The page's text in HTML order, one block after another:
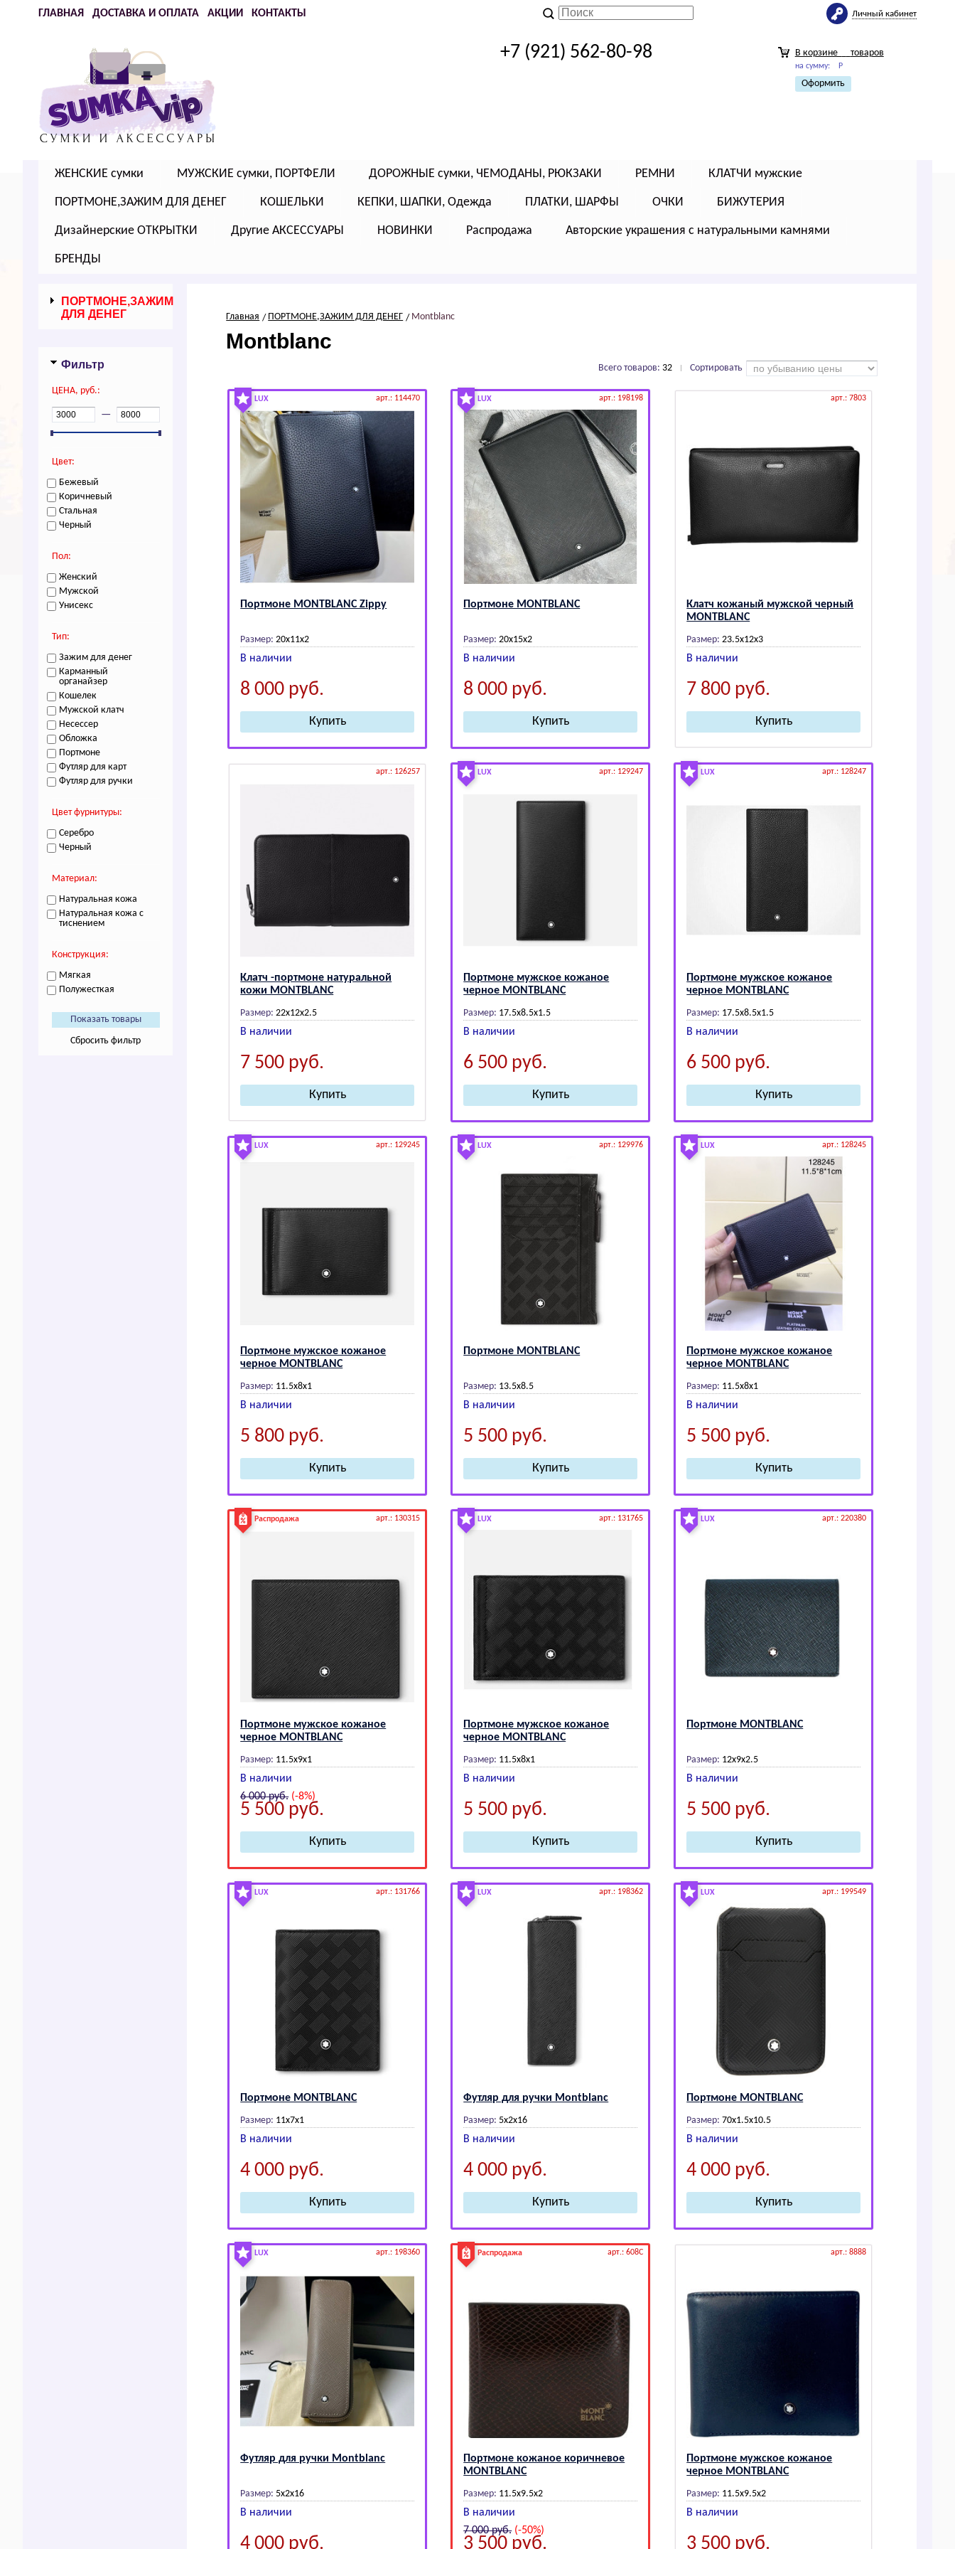
ГЛАВНАЯ ДОСТАВКА И ОПЛАТА АКЦИИ КОНТАКТЫ Личный кабинет
+7 (921) 562-80-98 В корзине товаров
на сумму: Р
Оформить
ЖЕНСКИЕ сумки МУЖСКИЕ сумки, ПОРТФЕЛИ ДОРОЖНЫЕ сумки, ЧЕМОДАНЫ, РЮКЗАКИ РЕМНИ КЛАТЧИ мужские
ПОРТМОНЕ,ЗАЖИМ ДЛЯ ДЕНЕГ КОШЕЛЬКИ КЕПКИ, ШАПКИ, Одежда ПЛАТКИ, ШАРФЫ ОЧКИ БИЖУТЕРИЯ
Дизайнерские ОТКРЫТКИ Другие АКСЕССУАРЫ НОВИНКИ Распродажа Авторские украшения с натуральными камнями
БРЕНДЫ
ПОРТМОНЕ,ЗАЖИМ
ДЛЯ ДЕНЕГ
Фильтр
ЦEHA, руб.:
—
Цвет:
Бежевый
Коричневый
Стальная
Черный
Пол:
Женский
Мужской
Унисекс
Тип:
Зажим для денег
Карманный
органайзер
Кошелек
Мужской клатч
Несессер
Обложка
Портмоне
Футляр для карт
Футляр для ручки
Цвет фурнитуры:
Серебро
Черный
Материал:
Натуральная кожа
Натуральная кожа с
тиснением
Конструкция:
Мягкая
Полужесткая
Сбросить фильтр
Главная ПОРТМОНЕ,ЗАЖИМ ДЛЯ ДЕНЕГ Montblanc
Montblanc
Всего товаров: 32 Сортировать
LUX арт.: 114470
Портмоне МОNТВLАNС Zippy
Размер: 20х11х2
В наличии
8 000 руб.
LUX арт.: 198198
Портмоне МОNТВLАNС
Размер: 20х15x2
В наличии
8 000 руб.
арт.: 7803
Клатч кожаный мужской черный
МОNТВLАNС
Размер: 23.5х12х3
В наличии
7 800 руб.
арт.: 126257
Клатч -портмоне натуральной
кожи МОNТВLАNС
Размер: 22х12х2.5
В наличии
7 500 руб.
LUX арт.: 129247
Портмоне мужское кожаное
черное МОNТВLАNС
Размер: 17.5х8.5х1.5
В наличии
6 500 руб.
LUX арт.: 128247
Портмоне мужское кожаное
черное МОNТВLАNС
Размер: 17.5х8.5х1.5
В наличии
6 500 руб.
LUX арт.: 129245
Портмоне мужское кожаное
черное МОNТВLАNС
Размер: 11.5x8х1
В наличии
5 800 руб.
LUX арт.: 129976
Портмоне МОNТВLАNС
Размер: 13.5х8.5
В наличии
5 500 руб.
LUX арт.: 128245
Портмоне мужское кожаное
черное МОNТВLАNС
Размер: 11.5x8х1
В наличии
5 500 руб.
Распродажа арт.: 130315
Портмоне мужское кожаное
черное МОNТВLАNС
Размер: 11.5х9х1
В наличии
6 000руб.(-8%)
5 500 руб.
LUX арт.: 131765
Портмоне мужское кожаное
черное МОNТВLАNС
Размер: 11.5x8х1
В наличии
5 500 руб.
LUX арт.: 220380
Портмоне МОNТВLАNС
Размер: 12х9х2.5
В наличии
5 500 руб.
LUX арт.: 131766
Портмоне МОNТВLАNС
Размер: 11x7x1
В наличии
4 000 руб.
LUX арт.: 198362
Футляр для ручки Моntblаnс
Размер: 5х2х16
В наличии
4 000 руб.
LUX арт.: 199549
Портмоне МОNТВLАNС
Размер: 70х1.5х10.5
В наличии
4 000 руб.
LUX арт.: 198360
Футляр для ручки Моntblаnс
Размер: 5х2х16
В наличии
4 000 руб.
Распродажа арт.: 608C
Портмоне кожаное коричневое
МОNТВLАNС
Размер: 11.5х9.5х2
В наличии
7 000руб.(-50%)
3 500 руб.
арт.: 8888
Портмоне мужское кожаное
черное МОNТВLАNС
Размер: 11.5х9.5х2
В наличии
3 500 руб.